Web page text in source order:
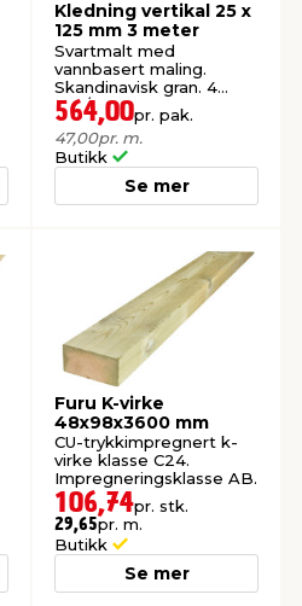
Kledning vertikal 25 x
125 mm 3 meter
Svartmalt med
vannbasert maling.
Skandinavisk gran. 4
stk./pk. FSC®-merket.
564,00pr. pak.
47,00pr. m.
Butikk
Se mer
Furu K-virke
48x98x3600 mm
CU-trykkimpregnert k-
virke klasse C24.
Impregneringsklasse AB.
106,74pr. stk.
29,65pr. m.
Butikk
Se mer